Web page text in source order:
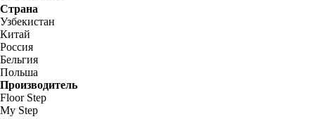
Страна
Узбекистан
Китай
Россия
Бельгия
Польша
Производитель
Floor Step
My Step